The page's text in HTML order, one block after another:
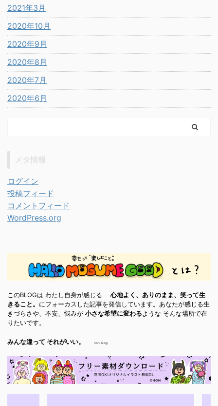
2021年3月
2020年10月
2020年9月
2020年8月
2020年7月
2020年6月
ログイン
投稿フィード
コメントフィード
WordPress.org
このBLOGは わたし自身が感じる心地よく、ありのまま、笑って生
きること。 にフォーカスした記事を発信しています。あなたが感じる生
きづらさや、不安、悩みが 小さな希望に変わるような そんな場所で在
りたいです。
みんな違って それがいい。 non blog